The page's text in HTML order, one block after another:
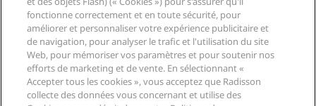
Hôtels adaptés aux sportifs
Hôtels adaptés aux Familles
Santé et sécurité
Carrières RHG
Carrières PPHE
Carrières EHL
The Club by RHG
Opportunités de développement
Entreprise responsable
Centre de confidentialité
Mentions légales
Conditions générales Radisson Rewards
Contrat d’utilisation du site
Accessibilité numérique
Déclaration sur l’esclavage moderne
Aide
Avis aux consommateurs
Contact
FAQ
Plan du site
Médias sociaux
Marques Radisson Hotels
fonctionne correctement et en toute sécurité, pour
améliorer et personnaliser votre expérience publicitaire et
de navigation, pour analyser le trafic et l'utilisation du site
Web, pour mémoriser vos paramètres et pour soutenir nos
efforts de marketing et de vente. En sélectionnant «
Accepter tous les cookies », vous acceptez que Radisson
collecte des données vous concernant et utilise des